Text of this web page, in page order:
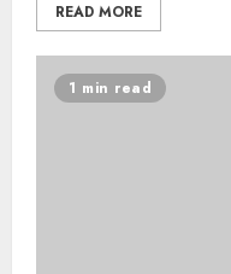
READ MORE
1 min read